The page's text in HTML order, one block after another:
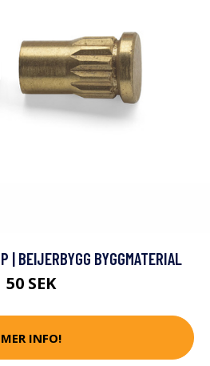
| BEIJERBYGG BYGGMATERIAL
50 SEK
MER INFO!